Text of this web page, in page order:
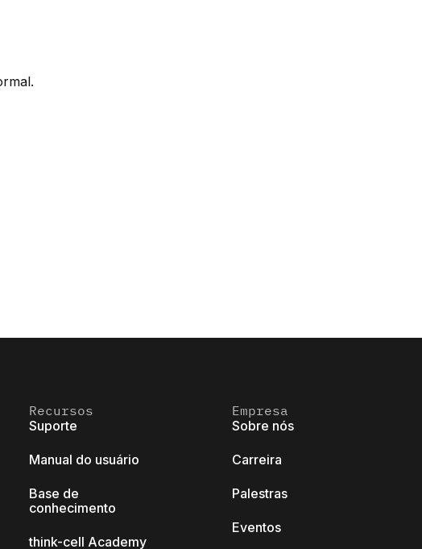
Recursos
Suporte
Manual do usuário
Base de
conhecimento
think-cell Academy
Empresa
Sobre nós
Carreira
Palestras
Eventos